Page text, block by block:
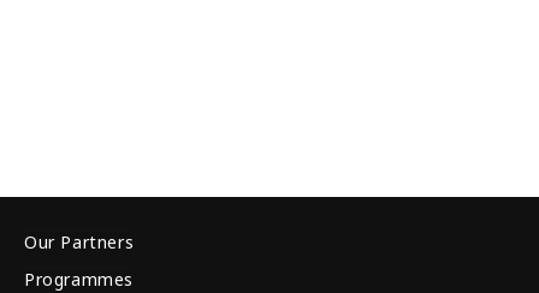
Our Partners
Programmes